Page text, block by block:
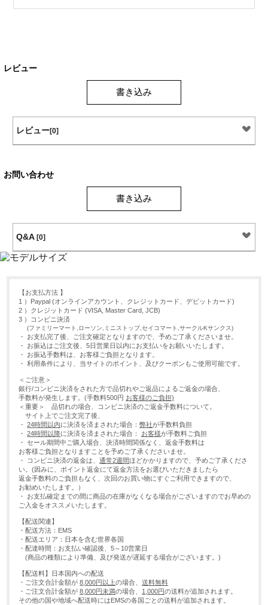
レビュー
書き込み
レビュー[0]
お問い合わせ
書き込み
Q&A [0]
【お支払方法 】
1 ）Paypal (オンラインアカウント、クレジットカード、デビットカード)
2 ）クレジットカード (VISA, Master Card, JCB)
3 ）コンビニ決済
(ファミリーマート,ローソン,ミニストップ,セイコマート,サークルKサンクス)
・ お支払完了後、ご注文確定となりますので、予めご了承くださいませ。
・ お振込はご注文後、5日営業日以内にお支払いをお願いいたします。
・ お振込手数料は、お客様ご負担となります。
・ 利用条件により、当サイトのポイント、及びクーポンもご使用可能です。
＜ご注意＞
銀行/コンビニ決済をされた方で品切れやご返品によるご返金の場合、
手数料が発生します。(手数料500円 お客様のご負担)
＜重要＞ 品切れの場合、コンビニ決済のご返金手数料について。
サイト上でご注文完了後、
・24時間以内に決済を済まされた場合：弊社が手数料負担
・24時間以降に決済を済まされた場合： お客様が手数料ご負担
・ セール期間中ご購入場合、決済時間関係なく、返金手数料は
お客様ご負担となりますことを予めご了承くださいませ。
・ コンビニ決済の返金は、通常2週間ほどかかりますので、予めご了承くださ
い。(因みに、ポイント返金にて返金方法をお選びいただきましたら
返金手数料のご負担もなく、次回のお買い物にすぐご利用できますので、
お勧めいたします。）
・ お支払確定までの間に商品の在庫がなくなる場合がございますのでお早めの
ご入金をオススメいたします。
【配送関連】
・配送方法：EMS
・配送エリア：日本を含む世界各国
・配達時間：お支払い確認後、5～10営業日
(商品の種類により準備、及び発送が遅延する場合がございます。)
【配送料】日本国内への配送
・ご注文合計金額が8,000円以上の場合、送料無料
・ご注文合計金額が8,000円未満の場合、 1,000円の送料が追加されます。
その他の国や地域へ配送時にはEMSの各国ごとの送料が追加されます。